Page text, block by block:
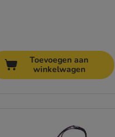
Toevoegen aan
winkelwagen